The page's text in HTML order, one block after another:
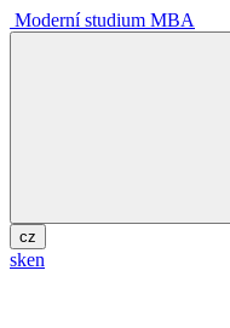
Moderní studium MBA
cz
sken